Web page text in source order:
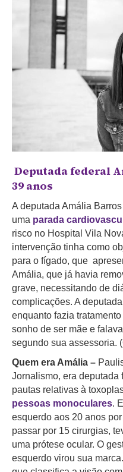
Deputada federal
39 anos
A deputada Amália
uma parada
risco no Hospital Vila
intervenção tinha como
para o fígado, que
Amália, que já havia
grave, necessitando de
complicações. A
enquanto fazia
sonho de ser mãe e
segundo sua assessoria.
Quem era Amália –
Jornalismo, era deputada
pautas relativas à
pessoas monoculares.
esquerdo aos 20 anos
passar por 15 cirurgias,
uma prótese ocular. O
esquerdo virou sua